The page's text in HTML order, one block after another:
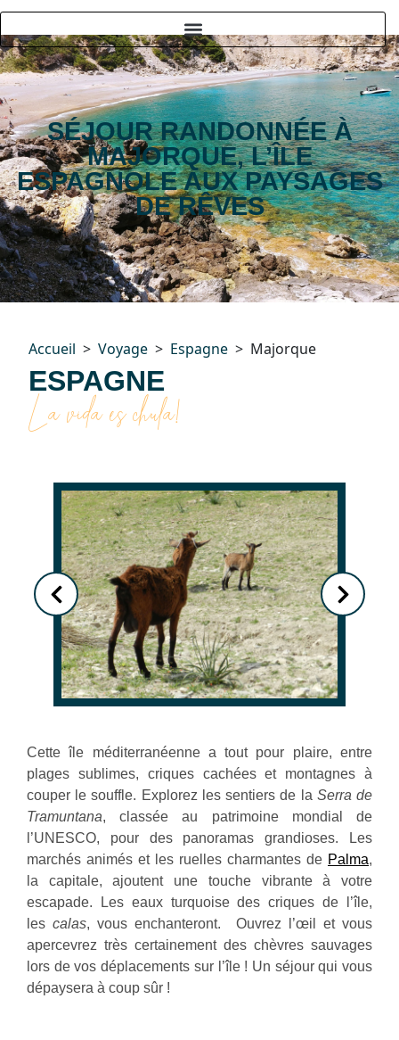
SÉJOUR RANDONNÉE À
MAJORQUE, L’ÎLE
ESPAGNOLE AUX PAYSAGES
DE RÊVES
Accueil Voyage Espagne Majorque
ESPAGNE
La vida es chula!
Cette île méditerranéenne a tout pour plaire, entre
plages sublimes, criques cachées et montagnes à
couper le souffle. Explorez les sentiers de la Serra de
Tramuntana, classée au patrimoine mondial de
l’UNESCO, pour des panoramas grandioses. Les
marchés animés et les ruelles charmantes de Palma,
la capitale, ajoutent une touche vibrante à votre
escapade. Les eaux turquoise des criques de l’île,
lescalas, vous enchanteront. Ouvrez l’œil et vous
apercevrez très certainement des chèvres sauvages
lors de vos déplacements sur l’île ! Un séjour qui vous
dépaysera à coup sûr !